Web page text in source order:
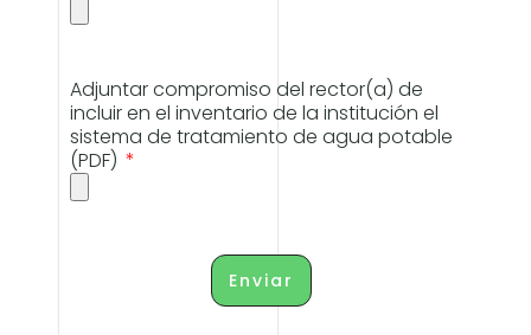
Adjuntar compromiso del rector(a) de
incluir en el inventario de la institución el
sistema de tratamiento de agua potable
(PDF)
Enviar